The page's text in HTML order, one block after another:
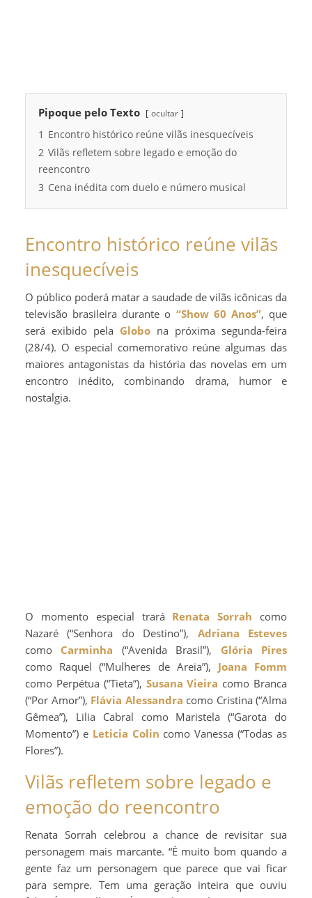
Pipoque pelo Texto ocultar
1 Encontro histórico reúne vilãs inesquecíveis
2 Vilãs refletem sobre legado e emoção do
reencontro
3 Cena inédita com duelo e número musical
Encontro histórico reúne vilãs
inesquecíveis
O público poderá matar a saudade de vilãs icônicas da
televisão brasileira durante o “Show 60 Anos”, que
será exibido pela Globo na próxima segunda-feira
(28/4). O especial comemorativo reúne algumas das
maiores antagonistas da história das novelas em um
encontro inédito, combinando drama, humor e
nostalgia.
O momento especial trará Renata Sorrah como
Nazaré (“Senhora do Destino”), Adriana Esteves
como Carminha (“Avenida Brasil”), Glória Pires
como Raquel (“Mulheres de Areia”), Joana Fomm
como Perpétua (“Tieta”), Susana Vieira como Branca
(“Por Amor”), Flávia Alessandra como Cristina (“Alma
Gêmea”), Lilia Cabral como Maristela (“Garota do
Momento”) e Leticia Colin como Vanessa (“Todas as
Flores”).
Vilãs refletem sobre legado e
emoção do reencontro
Renata Sorrah celebrou a chance de revisitar sua
personagem mais marcante. “É muito bom quando a
gente faz um personagem que parece que vai ficar
para sempre. Tem uma geração inteira que ouviu